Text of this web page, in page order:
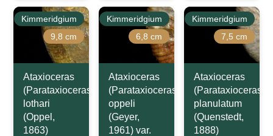
Kimmeridgium
9,8 cm
Ataxioceras
(Parataxioceras)
lothari
(Oppel,
1863)
Kimmeridgium
6,8 cm
Ataxioceras
(Parataxioceras)
oppeli
(Geyer,
1961) var.
Kimmeridgium
7,5 cm
Ataxioceras
(Parataxioceras)
planulatum
(Quenstedt,
1888)